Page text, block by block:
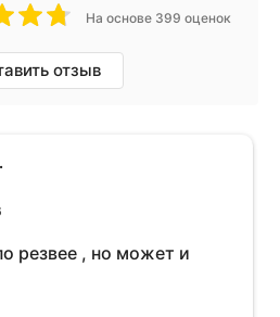
На основе 399 оценок
отзыв
резвее , но может и